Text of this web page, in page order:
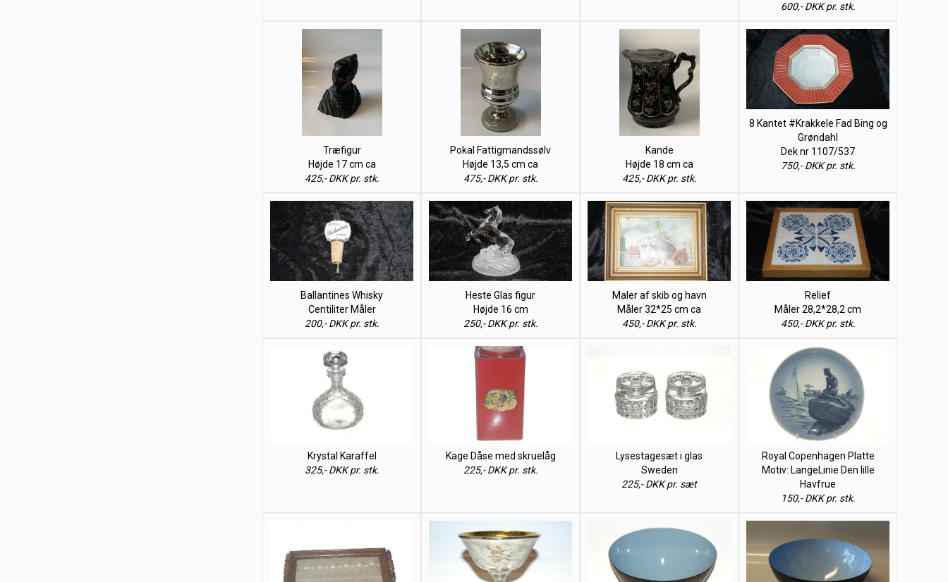
600,- DKK pr. stk.
Træfigur
Højde 17 cm ca
425,- DKK pr. stk.
Pokal Fattigmandssølv
Højde 13,5 cm ca
475,- DKK pr. stk.
Kande
Højde 18 cm ca
425,- DKK pr. stk.
8 Kantet #Krakkele Fad Bing og
Grøndahl
Dek nr 1107/537
750,- DKK pr. stk.
Ballantines Whisky
Centiliter Måler
200,- DKK pr. stk.
Heste Glas figur
Højde 16 cm
250,- DKK pr. stk.
Maler af skib og havn
Måler 32*25 cm ca
450,- DKK pr. stk.
Relief
Måler 28,2*28,2 cm
450,- DKK pr. stk.
Krystal Karaffel
325,- DKK pr. stk.
Kage Dåse med skruelåg
225,- DKK pr. stk.
Lysestagesæt i glas
Sweden
225,- DKK pr. sæt
Royal Copenhagen Platte
Motiv: LangeLinie Den lille
Havfrue
150,- DKK pr. stk.